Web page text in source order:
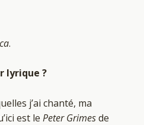
.
lyrique ?
j’ai chanté, ma
est le Peter Grimes de